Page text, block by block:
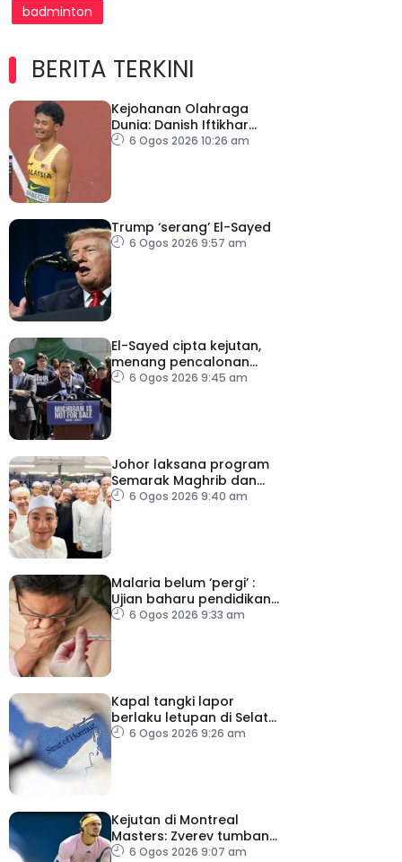
badminton
BERITA TERKINI
Kejohanan Olahraga
Dunia: Danish Iftikhar
cipta sejarah mara ke
6 Ogos 2026 10:26 am
Trump ‘serang’ El-Sayed
6 Ogos 2026 9:57 am
El-Sayed cipta kejutan,
menang pencalonan
Senat AS di Michigan
6 Ogos 2026 9:45 am
Johor laksana program
Semarak Maghrib dan
Isyak perkasa solat
6 Ogos 2026 9:40 am
Malaria belum ‘pergi’ :
Ujian baharu pendidikan
perubatan dan sistem
6 Ogos 2026 9:33 am
Kapal tangki lapor
berlaku letupan di Selat
Hormuz ketika Iran-Oman
6 Ogos 2026 9:26 am
Kejutan di Montreal
Masters: Zverev tumbang,
Auger-Aliasime tarik diri
6 Ogos 2026 9:07 am